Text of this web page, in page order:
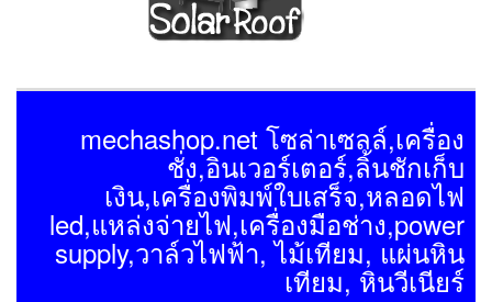
mechashop.net โซล่าเซลล์,เครื่อง
ชั่ง,อินเวอร์เตอร์,ลิ้นชักเก็บ
เงิน,เครื่องพิมพ์ใบเสร็จ,หลอดไฟ
led,แหล่งจ่ายไฟ,เครื่องมือช่าง,power
supply,วาล์วไฟฟ้า, ไม้เทียม, แผ่นหิน
เทียม, หินวีเนียร์